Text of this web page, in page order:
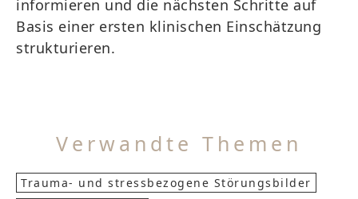
informieren und die nächsten Schritte auf
Basis einer ersten klinischen Einschätzung
strukturieren.
Verwandte Themen
Trauma- und stressbezogene Störungsbilder